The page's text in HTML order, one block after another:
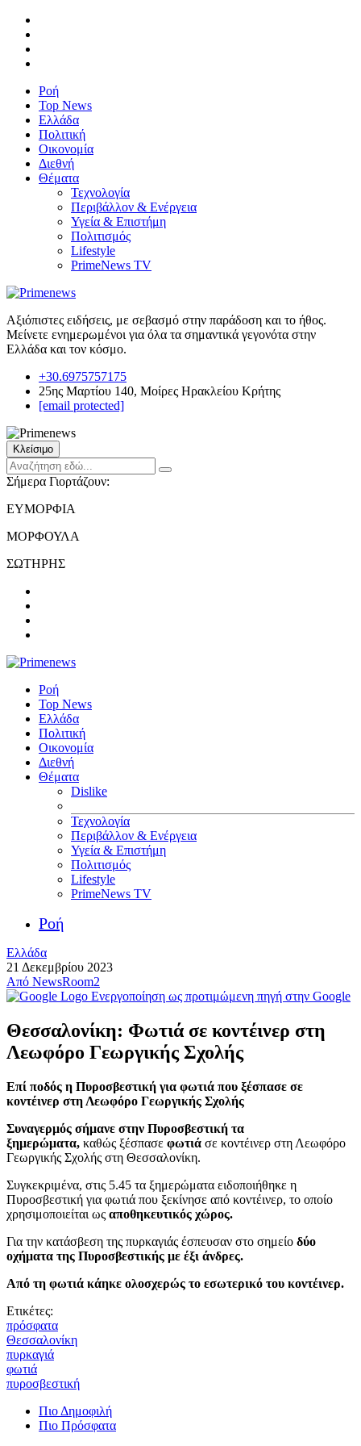
Ροή
Top News
Ελλάδα
Πολιτική
Οικονομία
Διεθνή
Θέματα
Τεχνολογία
Περιβάλλον & Ενέργεια
Υγεία & Επιστήμη
Πολιτισμός
Lifestyle
PrimeNews TV
Αξιόπιστες ειδήσεις, με σεβασμό στην παράδοση και το ήθος.
Μείνετε ενημερωμένοι για όλα τα σημαντικά γεγονότα στην
Ελλάδα και τον κόσμο.
+30.6975757175
25ης Μαρτίου 140, Μοίρες Ηρακλείου Κρήτης
[email protected]
Κλείσιμο
Σήμερα Γιορτάζουν:
ΕΥΜΟΡΦΙΑ
ΜΟΡΦΟΥΛΑ
ΣΩΤΗΡΗΣ
Ροή
Top News
Ελλάδα
Πολιτική
Οικονομία
Διεθνή
Θέματα
Dislike
Τεχνολογία
Περιβάλλον & Ενέργεια
Υγεία & Επιστήμη
Πολιτισμός
Lifestyle
PrimeNews TV
Ροή
Ελλάδα
21 Δεκεμβρίου 2023
Από NewsRoom2
Ενεργοποίηση ως προτιμώμενη πηγή στην Google
Θεσσαλονίκη: Φωτιά σε κοντέινερ στη
Λεωφόρο Γεωργικής Σχολής
Επί ποδός η Πυροσβεστική για φωτιά που ξέσπασε σε
κοντέινερ στη Λεωφόρο Γεωργικής Σχολής
Συναγερμός σήμανε στην Πυροσβεστική τα
ξημερώματα, καθώς ξέσπασε φωτιά σε κοντέινερ στη Λεωφόρο
Γεωργικής Σχολής στη Θεσσαλονίκη.
Συγκεκριμένα, στις 5.45 τα ξημερώματα ειδοποιήθηκε η
Πυροσβεστική για φωτιά που ξεκίνησε από κοντέινερ, το οποίο
χρησιμοποιείται ως αποθηκευτικός χώρος.
Για την κατάσβεση της πυρκαγιάς έσπευσαν στο σημείο δύο
οχήματα της Πυροσβεστικής με έξι άνδρες.
Από τη φωτιά κάηκε ολοσχερώς το εσωτερικό του κοντέινερ.
Ετικέτες:
πρόσφατα
Θεσσαλονίκη
πυρκαγιά
φωτιά
πυροσβεστική
Πιο Δημοφιλή
Πιο Πρόσφατα